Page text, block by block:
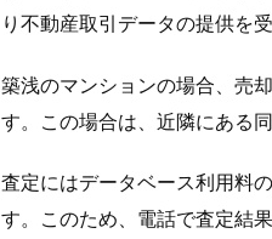
り不動産取引データの提供を
築浅のマンションの場合、売
す。この場合は、近隣にある
査定にはデータベース利用料
す。このため、電話で査定結